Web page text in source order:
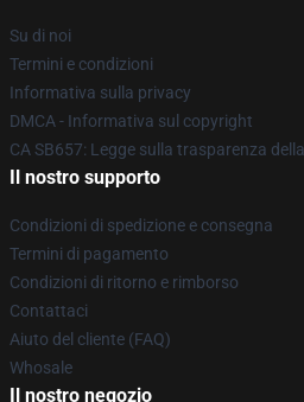
Su di noi
Termini e condizioni
Informativa sulla privacy
DMCA - Informativa sul copyright
CA SB657: Legge sulla trasparenza
Il nostro supporto
Condizioni di spedizione e consegna
Termini di pagamento
Condizioni di ritorno e rimborso
Contattaci
Aiuto del cliente (FAQ)
Whosale
Il nostro negozio